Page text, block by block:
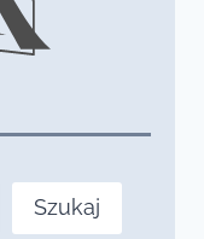
Szukaj